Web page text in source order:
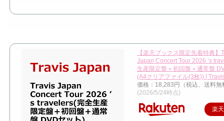
【楽天ブックス限定先着特典】
Japan Concert Tour 2026 ’s
生産限定盤＋初回盤＋通常盤
(A4クリアファイル(3枚)) [
価格：18,283円（税込、送料無
(2026/5/24時点)
楽